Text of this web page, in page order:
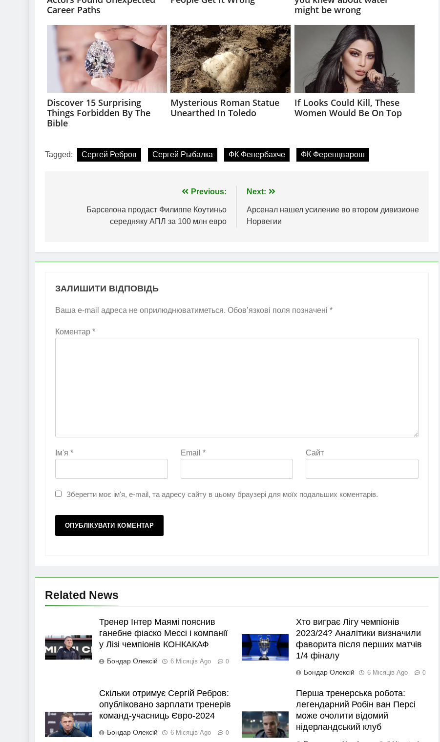
Tagged: Сергей Ребров Сергей Рыбалка ФК Фенербахче ФК Ференцварош
записів
Previous:
Барселона продаст Филиппе Коутиньо
середняку АПЛ за 100 млн евро
Next:
Арсенал нашел усиление во втором дивизионе
Норвегии
ЗАЛИШИТИ ВІДПОВІДЬ
Ваша e-mail адреса не оприлюднюватиметься. Обов’язкові поля позначені *
Коментар *
Ім'я * Email * Сайт
Зберегти моє ім'я, e-mail, та адресу сайту в цьому браузері для моїх подальших коментарів.
Related News
Тренер Інтер Маямі пояснив
ганебне фіаско Мессі і компанії
у Лізі чемпіонів КОНКАКАФ
Бондар Олексій 6 Місяців Ago 0
Хто виграє Лігу чемпіонів
2023/24? Аналітики визначили
фаворита після перших матчів
1/4 фіналу
Бондар Олексій 6 Місяців Ago 0
Скільки отримує Сергій Ребров:
опубліковано зарплати тренерів
команд-учасниць Євро-2024
Бондар Олексій 6 Місяців Ago 0
Перша тренерська робота:
легендарний Робін ван Персі
може очолити відомий
нідерландський клуб